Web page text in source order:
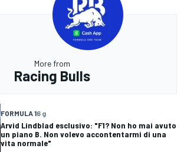
More from
Racing Bulls
FORMULA 16 g
Arvid Lindblad esclusivo: "F1? Non ho mai avuto
un piano B. Non volevo accontentarmi di una
vita normale"